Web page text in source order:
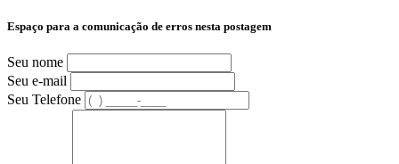
Espaço para a comunicação de erros nesta postagem
Seu nome
Seu e-mail
Seu Telefone